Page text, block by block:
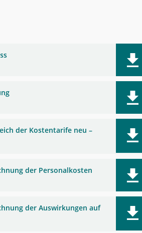
der Kostentarife neu –
der Personalkosten
der Auswirkungen auf